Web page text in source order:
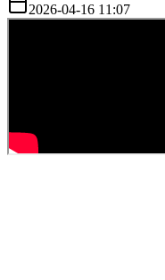
2026-04-16 11:07